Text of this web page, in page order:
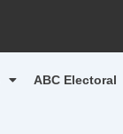
ABC Electoral